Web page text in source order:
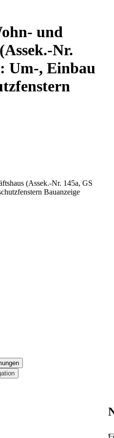
und
Nr.
Um-, Einbau
(Assek.-Nr. 145a, GS
Bauanzeige